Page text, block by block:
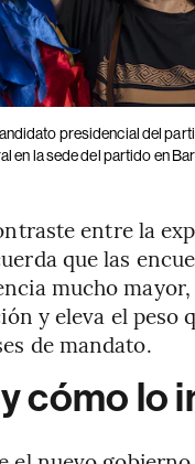
presidencial del
en la sede del partido en
entre la
que las
mucho
y eleva el
de mandato.
y cómo